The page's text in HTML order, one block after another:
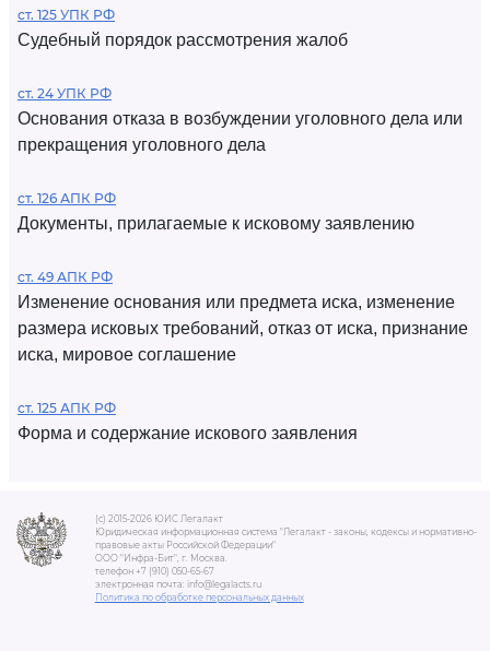
ст. 125 УПК РФ
Судебный порядок рассмотрения жалоб
ст. 24 УПК РФ
Основания отказа в возбуждении уголовного дела или
прекращения уголовного дела
ст. 126 АПК РФ
Документы, прилагаемые к исковому заявлению
ст. 49 АПК РФ
Изменение основания или предмета иска, изменение
размера исковых требований, отказ от иска, признание
иска, мировое соглашение
ст. 125 АПК РФ
Форма и содержание искового заявления
(c) 2015-2026 ЮИС Легалакт
Юридическая информационная система "Легалакт - законы, кодексы и нормативно-
правовые акты Российской Федерации"
ООО "Инфра-Бит", г. Москва.
телефон +7 (910) 050-65-67
электронная почта: info@legalacts.ru
Политика по обработке персональных данных